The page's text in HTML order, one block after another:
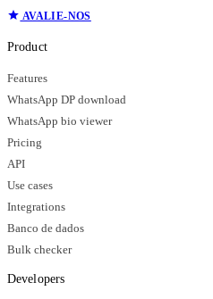
AVALIE-NOS
Product
Features
WhatsApp DP download
WhatsApp bio viewer
Pricing
API
Use cases
Integrations
Banco de dados
Bulk checker
Developers